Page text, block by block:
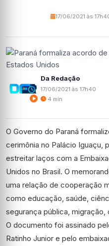
17/06/2021 às
Da Redação
17/06/2021 às 17h40
4 min
O Governo do Paraná
cerimônia no Palácio Iguaçu,
estreitar laços com a
Unidos no Brasil. O
uma relação de cooperação
como educação, saúde,
segurança pública,
O documento foi assinado
Ratinho Junior e pelo